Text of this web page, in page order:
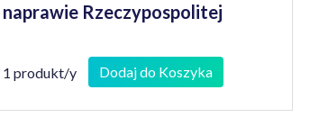
naprawie Rzeczypospolitej
1 produkt/y Dodaj do Koszyka